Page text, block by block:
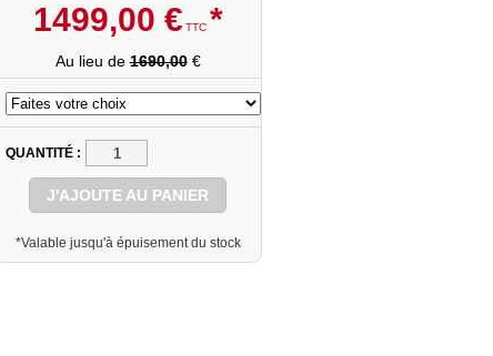
1499,00 € TTC *
Au lieu de1690,00€
QUANTITÉ
J'AJOUTE AU PANIER
*Valable jusqu'à épuisement du stock